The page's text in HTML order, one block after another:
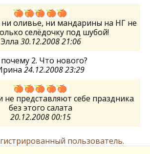
ни оливье, ни мандарины на НГ не
селёдочку под шубой!
Элла 30.12.2008 21:06
2. Что нового?
24.12.2008 23:29
представляют себе праздника
без этого салата
20.12.2008 00:15
пользователь.